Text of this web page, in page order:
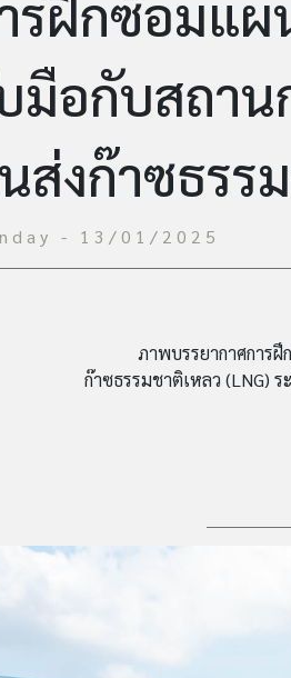
รฝึกซ้อมแผ
มือกับสถาน
ส่งก๊าซธรร
- 13/01/2025
ภาพบรรยากาศการ
ก๊าซธรรมชาติเหลว (LNG)